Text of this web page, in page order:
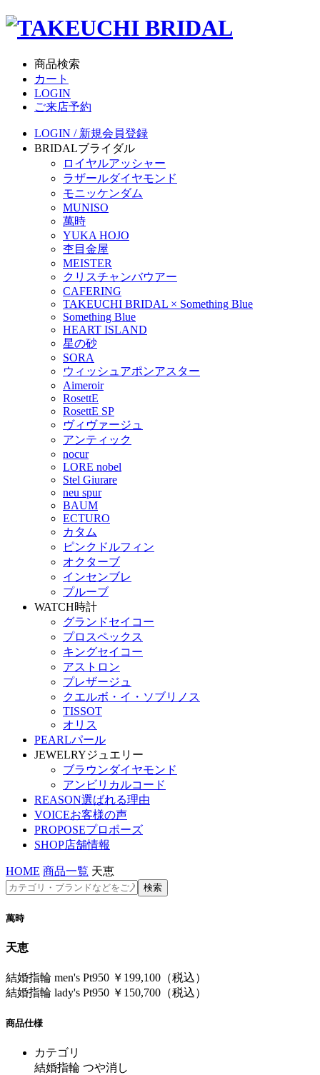
商品検索
カート
LOGIN
ご来店予約
LOGIN / 新規会員登録
BRIDALブライダル
ロイヤルアッシャー
ラザールダイヤモンド
モニッケンダム
MUNISO
萬時
YUKA HOJO
杢目金屋
MEISTER
クリスチャンバウアー
CAFERING
TAKEUCHI BRIDAL × Something Blue
Something Blue
HEART ISLAND
星の砂
SORA
ウィッシュアポンアスター
Aimeroir
RosettE
RosettE SP
ヴィヴァージュ
アンティック
nocur
LORE nobel
Stel Giurare
neu spur
BAUM
ECTURO
カタム
ピンクドルフィン
オクターブ
インセンブレ
プルーブ
WATCH時計
グランドセイコー
プロスペックス
キングセイコー
アストロン
プレザージュ
クエルボ・イ・ソブリノス
TISSOT
オリス
PEARLパール
JEWELRYジュエリー
ブラウンダイヤモンド
アンビリカルコード
REASON選ばれる理由
VOICEお客様の声
PROPOSEプロポーズ
SHOP店舗情報
HOME 商品一覧 天恵
萬時
天恵
結婚指輪 men's Pt950 ￥199,100（税込）
結婚指輪 lady's Pt950 ￥150,700（税込）
商品仕様
カテゴリ
結婚指輪 つや消し